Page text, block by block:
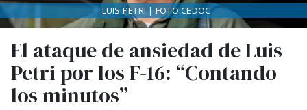
El ataque de ansiedad de Luis
Petri por los F-16: “Contando
los minutos”
LUIS PETRI | FOTO:CEDOC